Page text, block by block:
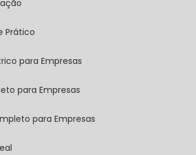
Prático
para Empresas
para Empresas
para Empresas